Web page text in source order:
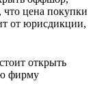
цена покупки
от юрисдикции,